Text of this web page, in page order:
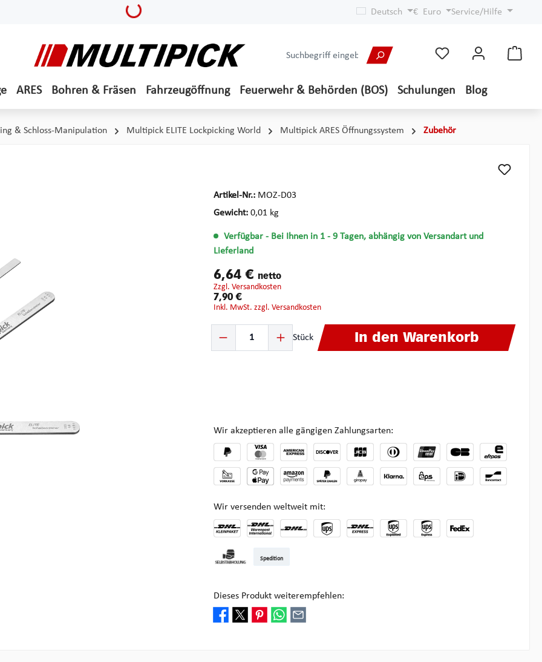
Loading... Deutsch € Euro Service/Hilfe
ARES Bohren & Fräsen Fahrzeugöffnung Feuerwehr & Behörden (BOS) Schulungen Blog
& Schloss-Manipulation Multipick ELITE Lockpicking World Multipick ARES Öffnungssystem Zubehör
Artikel-Nr.: MOZ-D03
Gewicht: 0,01 kg
Verfügbar - Bei Ihnen in 1 - 9 Tagen, abhängig von Versandart und
Lieferland
6,64 € netto
zzgl. Versandkosten
7,90 €
inkl. MwSt. zzgl. Versandkosten
Produkt Anzahl: Gib den gewünschten Wert ein oder benutze die Schaltflächen um die Anzahl zu
Stück In den Warenkorb
Wir akzeptieren alle gängigen Zahlungsarten:
Wir versenden weltweit mit:
Spedition
Dieses Produkt weiterempfehlen: